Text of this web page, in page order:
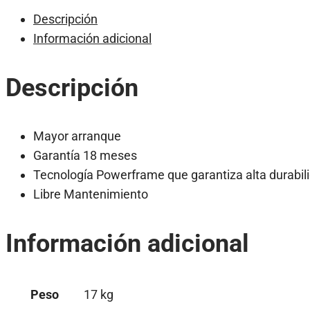
Descripción
Información adicional
Descripción
Mayor arranque
Garantía 18 meses
Tecnología Powerframe que garantiza alta
Libre Mantenimiento
Información adicional
Peso
17 kg